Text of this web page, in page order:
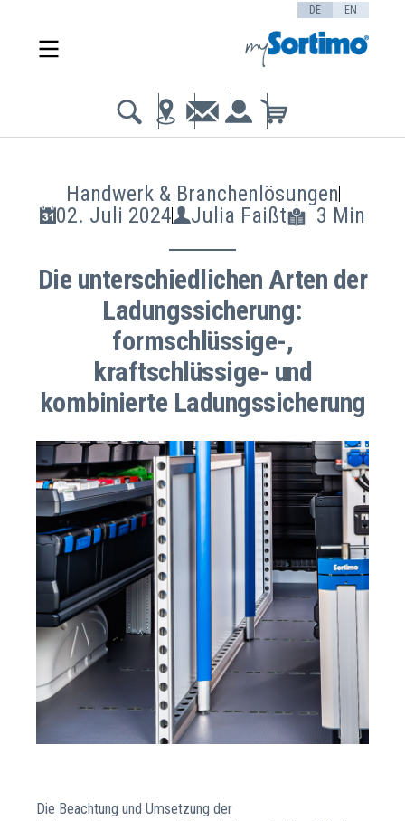
DE EN
Handwerk & Branchenlösungen
02. Juli 2024
Julia Faißt 3 Min
Die unterschiedlichen Arten der
Ladungssicherung:
formschlüssige-,
kraftschlüssige- und
kombinierte Ladungssicherung
Die Beachtung und Umsetzung der